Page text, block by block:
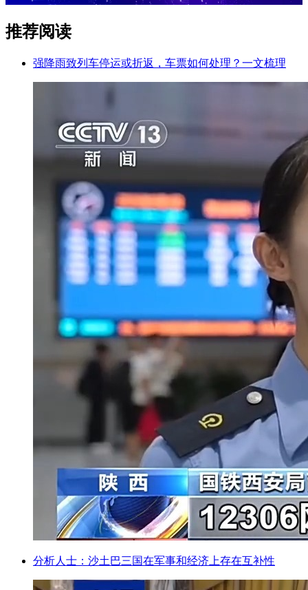
推荐阅读
强降雨致列车停运或折返，车票如何处理？一文梳理
分析人士：沙土巴三国在军事和经济上存在互补性